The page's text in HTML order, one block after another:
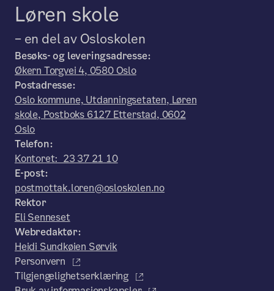
Løren skole
– en del av Osloskolen
Besøks- og leveringsadresse:
Økern Torgvei 4, 0580 Oslo
Postadresse:
Oslo kommune, Utdanningsetaten, Løren
skole, Postboks 6127 Etterstad, 0602
Oslo
Telefon:
Kontoret: 23 37 21 10
E-post:
postmottak.loren@osloskolen.no
Rektor
Eli Senneset
Webredaktør:
Heidi Sundkøien Sørvik
Personvern
Tilgjengelighetserklæring